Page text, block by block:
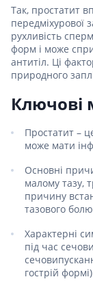
Так, простатит
передміхурової
рухливість
форм і може
антитіл. Ці
природного
Ключові
Простатит –
може мати
Основні
малому тазу,
причину
тазового
Характерні
під час
гострій